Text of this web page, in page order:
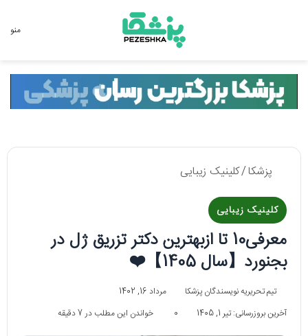
منو
پزشکا/کلینیک زیبایی
کلینیک زیبایی
معرفی10 تا ازبهترین دکتر تزریق ژل در
بجنورد【سال 1405】❤️
تیم تحریریه نویسندگان پزشکا
مرداد 16, 1402
آخرین بروزرسانی: تیر 1, 1405
0 خواندن این مطلب در 7 دقیقه